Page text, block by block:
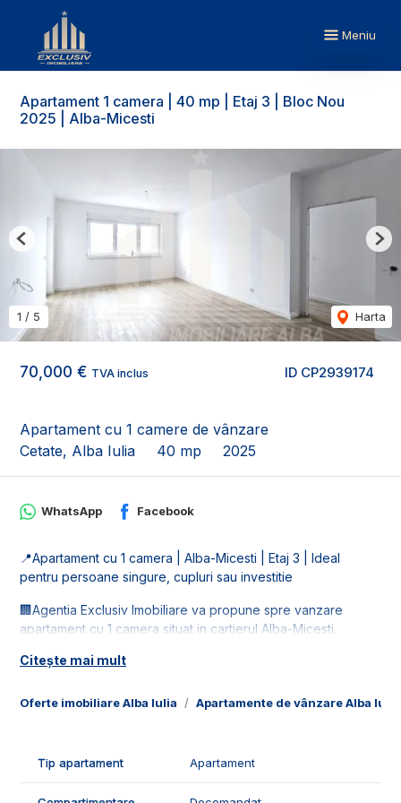
Meniu
Apartament 1 camera | 40 mp | Etaj 3 | Bloc Nou
2025 | Alba-Micesti
ID CP2939174
70,000 € TVA inclus
Apartament cu 1 camere de vânzare
Cetate, Alba Iulia
40 mp 2025
1 / 5 Harta
Previous
Oferte imobiliare Alba Iulia Apartamente de vânzare Alba Iulia
WhatsApp Facebook
📍Apartament cu 1 camera | Alba-Micesti | Etaj 3 | Ideal
pentru persoane singure, cupluri sau investitie
🏢Agentia Exclusiv Imobiliare va propune spre vanzare
apartament cu 1 camera situat in cartierul Alba-Micesti.
- 1 bucatarie;
- 1 baie;
- 1 balcon.
Citește mai mult
Tip apartament Apartament